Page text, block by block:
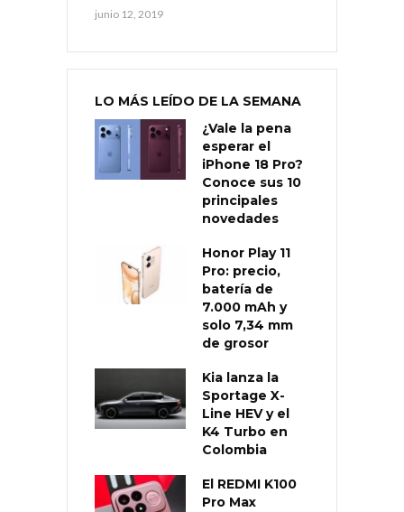
junio 12, 2019
LO MÁS LEÍDO DE LA SEMANA
¿Vale la pena
esperar el
iPhone 18 Pro?
Conoce sus 10
principales
novedades
Honor Play 11
Pro: precio,
batería de
7.000 mAh y
solo 7,34 mm
de grosor
Kia lanza la
Sportage X-
Line HEV y el
K4 Turbo en
Colombia
El REDMI K100
Pro Max